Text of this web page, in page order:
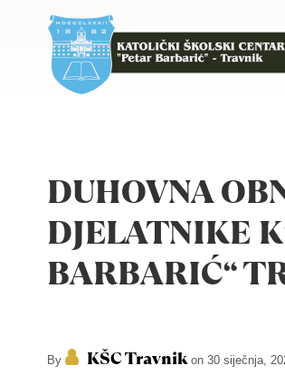
DUHOVNA
DJELATNIKE
BARBARIĆ“
By KŠC Travnikon 30 siječnja,